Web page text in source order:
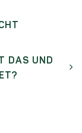
DAS UND